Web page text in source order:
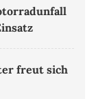
freut sich